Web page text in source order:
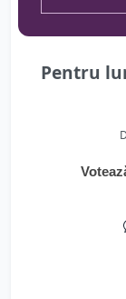
Pentru